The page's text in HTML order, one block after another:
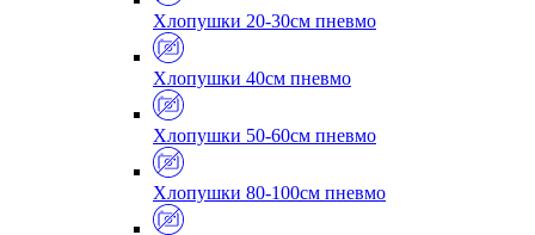
Хлопушки 20-30см пневмо
Хлопушки 40см пневмо
Хлопушки 50-60см пневмо
Хлопушки 80-100см пневмо